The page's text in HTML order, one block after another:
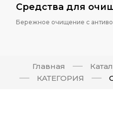
Средства для
Бережное очищение с
Главная
КАТЕГОРИЯ